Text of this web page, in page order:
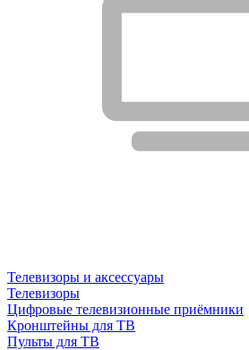
Телевизоры и аксессуары
Телевизоры
Цифровые телевизионные приёмники
Кронштейны для ТВ
Пульты для ТВ